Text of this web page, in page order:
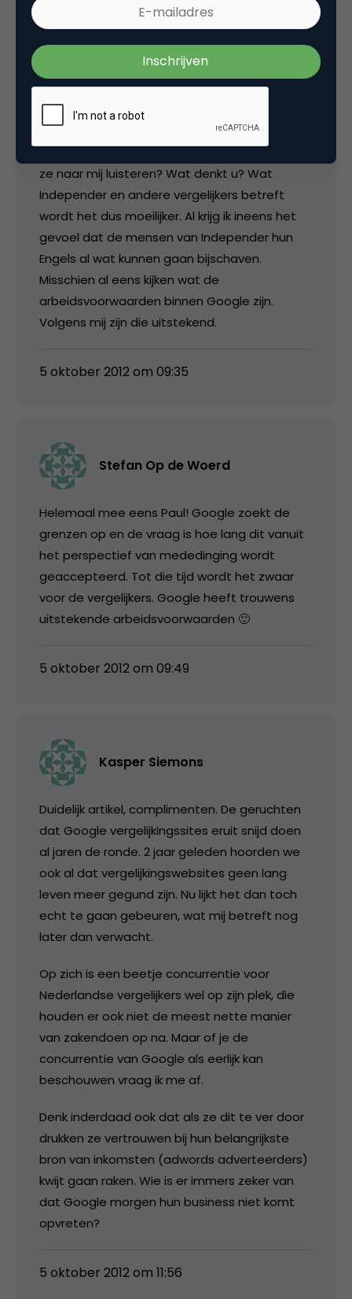
Paul Haarman
Google zet weer een stapje verder. Naar mijn
mening moeten ze daar een beetje mee
oppassen. Men kan in het vaarwater van de
Europese Mededingings Autoriteiten komen.
Mijn advies aan Google: niet doen dus. Zullen
ze naar mij luisteren? Wat denkt u? Wat
Independer en andere vergelijkers betreft
wordt het dus moeilijker. Al krijg ik ineens het
gevoel dat de mensen van Independer hun
Engels al wat kunnen gaan bijschaven.
Misschien al eens kijken wat de
arbeidsvoorwaarden binnen Google zijn.
Volgens mij zijn die uitstekend.
5 oktober 2012 om 09:35
Stefan Op de Woerd
Helemaal mee eens Paul! Google zoekt de
grenzen op en de vraag is hoe lang dit vanuit
het perspectief van mededinging wordt
geaccepteerd. Tot die tijd wordt het zwaar
voor de vergelijkers. Google heeft trouwens
uitstekende arbeidsvoorwaarden 🙂
5 oktober 2012 om 09:49
Kasper Siemons
Duidelijk artikel, complimenten. De geruchten
dat Google vergelijkingssites eruit snijd doen
al jaren de ronde. 2 jaar geleden hoorden we
ook al dat vergelijkingswebsites geen lang
leven meer gegund zijn. Nu lijkt het dan toch
echt te gaan gebeuren, wat mij betreft nog
later dan verwacht.
Op zich is een beetje concurrentie voor
Nederlandse vergelijkers wel op zijn plek, die
houden er ook niet de meest nette manier
van zakendoen op na. Maar of je de
concurrentie van Google als eerlijk kan
beschouwen vraag ik me af.
Denk inderdaad ook dat als ze dit te ver door
drukken ze vertrouwen bij hun belangrijkste
bron van inkomsten (adwords adverteerders)
kwijt gaan raken. Wie is er immers zeker van
dat Google morgen hun business niet komt
opvreten?
5 oktober 2012 om 11:56